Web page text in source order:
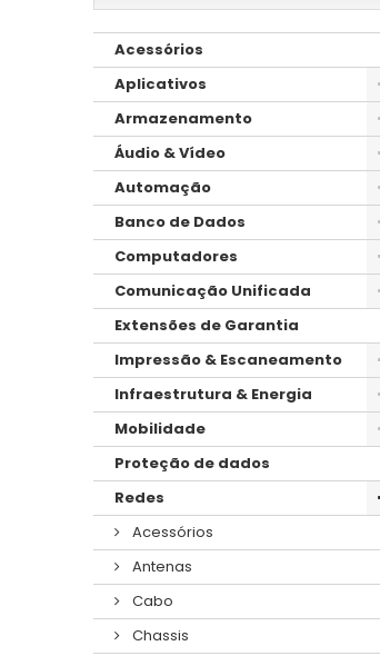
Acessórios
Aplicativos
Armazenamento
Áudio & Vídeo
Automação
Banco de Dados
Computadores
Comunicação Unificada
Extensões de Garantia
Impressão & Escaneamento
Infraestrutura & Energia
Mobilidade
Proteção de dados
Redes
Acessórios
Antenas
Cabo
Chassis